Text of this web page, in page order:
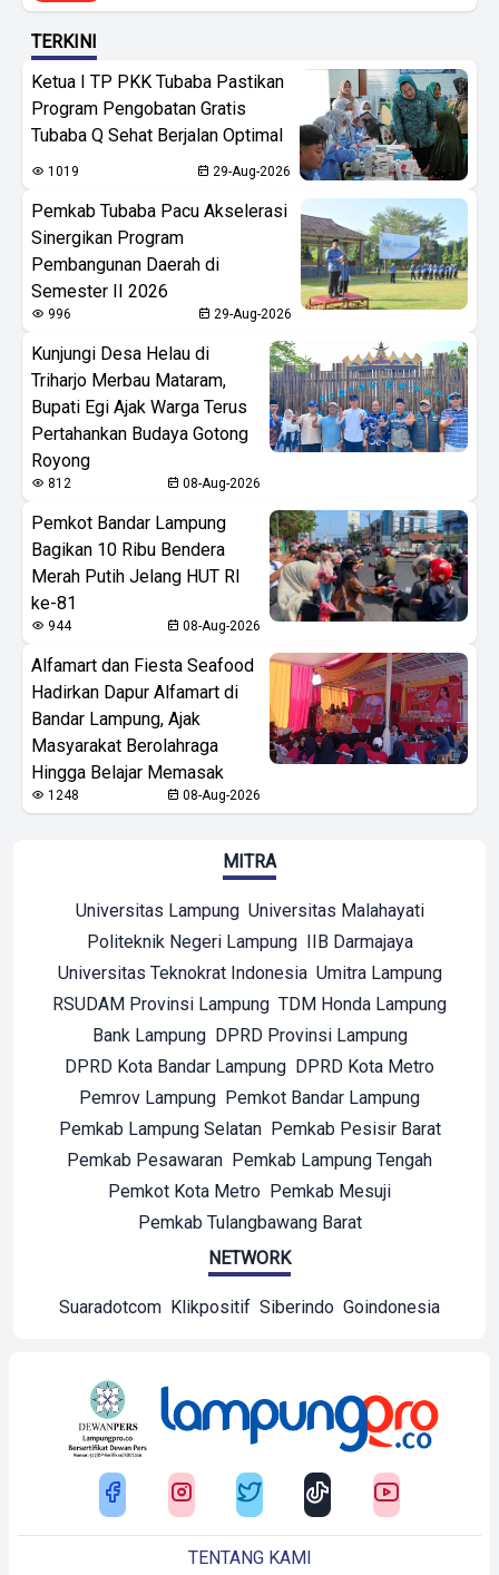
TERKINI
Ketua I TP PKK Tubaba Pastikan
Program Pengobatan Gratis
Tubaba Q Sehat Berjalan Optimal
1019 29-Aug-2026
Pemkab Tubaba Pacu Akselerasi
Sinergikan Program
Pembangunan Daerah di
Semester II 2026
996 29-Aug-2026
Kunjungi Desa Helau di
Triharjo Merbau Mataram,
Bupati Egi Ajak Warga Terus
Pertahankan Budaya Gotong
Royong
812 08-Aug-2026
Pemkot Bandar Lampung
Bagikan 10 Ribu Bendera
Merah Putih Jelang HUT RI
ke-81
944 08-Aug-2026
Alfamart dan Fiesta Seafood
Hadirkan Dapur Alfamart di
Bandar Lampung, Ajak
Masyarakat Berolahraga
Hingga Belajar Memasak
1248 08-Aug-2026
MITRA
Universitas Lampung Universitas Malahayati
Politeknik Negeri Lampung IIB Darmajaya
Universitas Teknokrat Indonesia Umitra Lampung
RSUDAM Provinsi Lampung TDM Honda Lampung
Bank Lampung DPRD Provinsi Lampung
DPRD Kota Bandar Lampung DPRD Kota Metro
Pemrov Lampung Pemkot Bandar Lampung
Pemkab Lampung Selatan Pemkab Pesisir Barat
Pemkab Pesawaran Pemkab Lampung Tengah
Pemkot Kota Metro Pemkab Mesuji
Pemkab Tulangbawang Barat
NETWORK
Suaradotcom Klikpositif Siberindo Goindonesia
TENTANG KAMI